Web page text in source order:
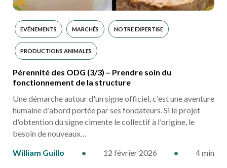
EVÉNEMENTS MARCHÉS NOTRE EXPERTISE
PRODUCTIONS ANIMALES
Pérennité des ODG (3/3) – Prendre soin du
fonctionnement de la structure
Une démarche autour d'un signe officiel, c'est une aventure
humaine d'abord portée par ses fondateurs. Si le projet
d'obtention du signe cimente le collectif à l'origine, le
besoin de nouveaux…
William Guillo
• 12 février 2026 • 4 min